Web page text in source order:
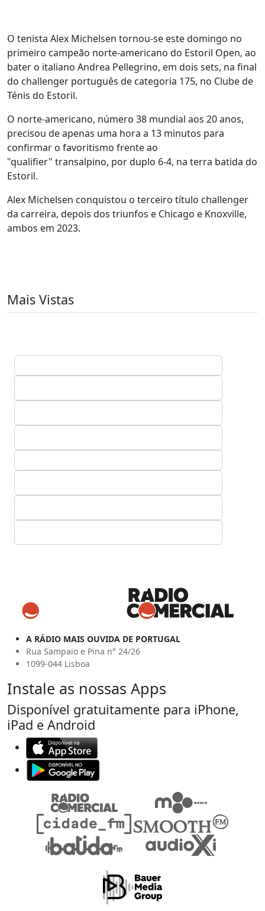
O tenista Alex Michelsen tornou-se este domingo no
primeiro campeão norte-americano do Estoril Open, ao
bater o italiano Andrea Pellegrino, em dois sets, na final
do challenger português de categoria 175, no Clube de
Ténis do Estoril.
O norte-americano, número 38 mundial aos 20 anos,
precisou de apenas uma hora a 13 minutos para
confirmar o favoritismo frente ao
"qualifier" transalpino, por duplo 6-4, na terra batida do
Estoril.
Alex Michelsen conquistou o terceiro título challenger
da carreira, depois dos triunfos e Chicago e Knoxville,
ambos em 2023.
Mais Vistas
A RÁDIO MAIS OUVIDA DE PORTUGAL
Rua Sampaio e Pina n° 24/26
1099-044 Lisboa
Instale as nossas Apps
Disponível gratuitamente para iPhone,
iPad e Android